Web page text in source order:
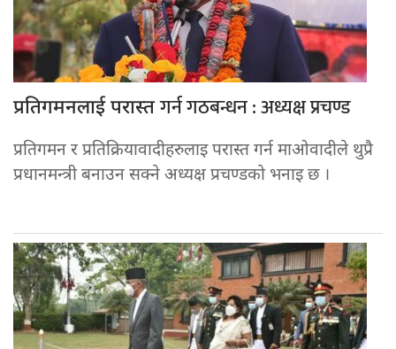
प्रतिगमनलाई परास्तगर्न गठबन्धन : अध्यक्ष प्रचण्ड
प्रतिगमन र प्रतिक्रियावादीहरुलाइ परास्त गर्न माओवादीले थुप्रै
प्रधानमन्त्री बनाउन सक्ने अध्यक्ष प्रचण्डको भनाइ छ ।